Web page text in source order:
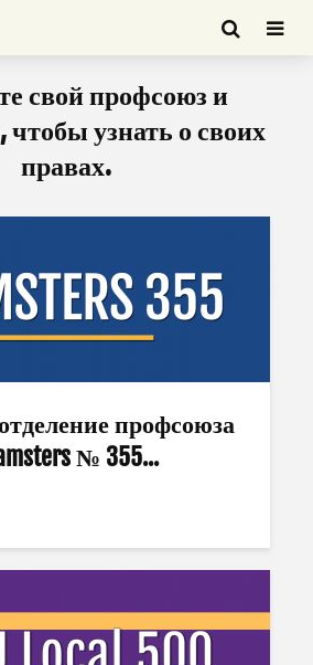
свой профсоюз и
узнать о своих
правах.
профсоюза
№ 355...